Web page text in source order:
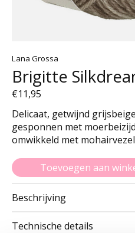
Lana Grossa
Brigitte
€11,95
Delicaat, getwijnd
gesponnen met
omwikkeld met
Toevoegen aan
Beschrijving
Technische details